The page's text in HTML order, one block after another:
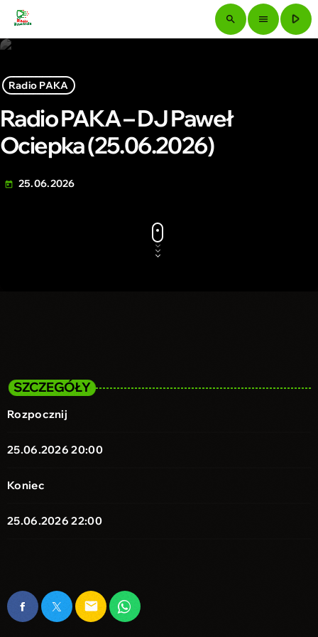
search menu play_arrow
Radio PAKA
Radio PAKA – DJ Paweł
Ociepka (25.06.2026)
today 25.06.2026
SZCZEGÓŁY
Rozpocznij
25.06.2026 20:00
Koniec
25.06.2026 22:00
email